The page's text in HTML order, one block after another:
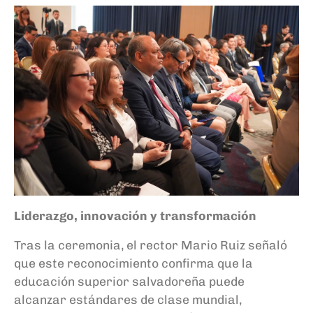
Liderazgo, innovación y transformación
Tras la ceremonia, el rector Mario Ruiz señaló
que este reconocimiento confirma que la
educación superior salvadoreña puede
alcanzar estándares de clase mundial,